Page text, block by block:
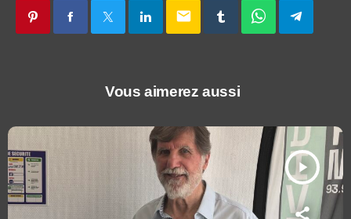
email
Vous aimerez aussi
play_arrow